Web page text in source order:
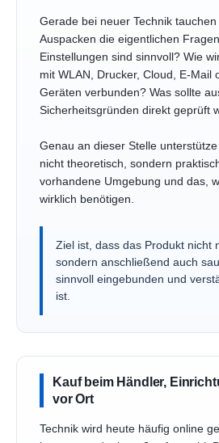
Gerade bei neuer Technik
Auspacken die eigentlichen
Einstellungen sind sinnvoll? Wie
mit WLAN, Drucker, Cloud, E-Mail
Geräten verbunden? Was sollte
Sicherheitsgründen direkt geprüft
Genau an dieser Stelle
nicht theoretisch, sondern
vorhandene Umgebung und das,
wirklich benötigen.
Ziel ist, dass das Produkt nicht
sondern anschließend auch
sinnvoll eingebunden und
ist.
Kauf beim Händler,
vor Ort
Technik wird heute häufig online